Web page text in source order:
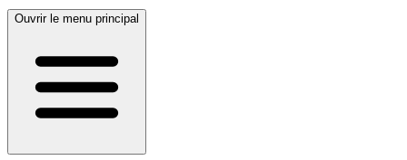
Ouvrir le menu principal